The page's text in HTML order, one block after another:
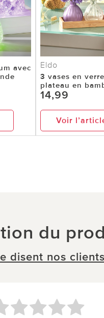
avec
Eldo
3 vases en
plateau en
14,99
Voir
du
disent nos